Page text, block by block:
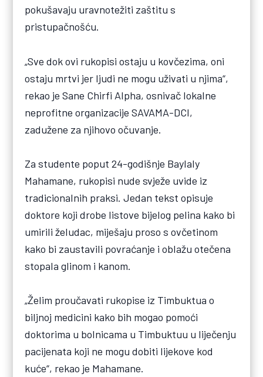
pokušavaju uravnotežiti zaštitu s
pristupačnošću.
„Sve dok ovi rukopisi ostaju u kovčezima, oni
ostaju mrtvi jer ljudi ne mogu uživati u njima“,
rekao je Sane Chirfi Alpha, osnivač lokalne
neprofitne organizacije SAVAMA-DCI,
zadužene za njihovo očuvanje.
Za studente poput 24-godišnje Baylaly
Mahamane, rukopisi nude svježe uvide iz
tradicionalnih praksi. Jedan tekst opisuje
doktore koji drobe listove bijelog pelina kako bi
umirili želudac, miješaju proso s ovčetinom
kako bi zaustavili povraćanje i oblažu otečena
stopala glinom i kanom.
„Želim proučavati rukopise iz Timbuktua o
biljnoj medicini kako bih mogao pomoći
doktorima u bolnicama u Timbuktuu u liječenju
pacijenata koji ne mogu dobiti lijekove kod
kuće“, rekao je Mahamane.